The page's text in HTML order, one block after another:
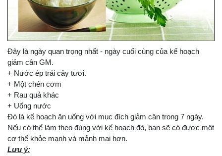
Đây là ngày quan trọng nhất - ngày cuối cùng của kế hoạch
giảm cân GM.
+ Nước ép trái cây tươi.
+ Một chén cơm
+ Rau quả khác
+ Uống nước
Đó là kế hoạch ăn uống với mục đích giảm cân trong 7 ngày.
Nếu có thể làm theo đúng với kế hoạch đó, bạn sẽ có được một
cơ thể khỏe mạnh và mảnh mai hơn.
Lưu ý: